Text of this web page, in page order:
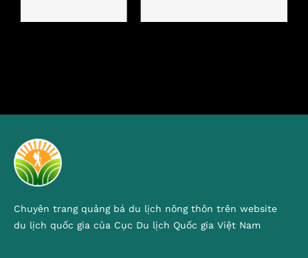
Chuyên trang quảng bá du lịch nông thôn trên website
du lịch quốc gia của Cục Du lịch Quốc gia Việt Nam